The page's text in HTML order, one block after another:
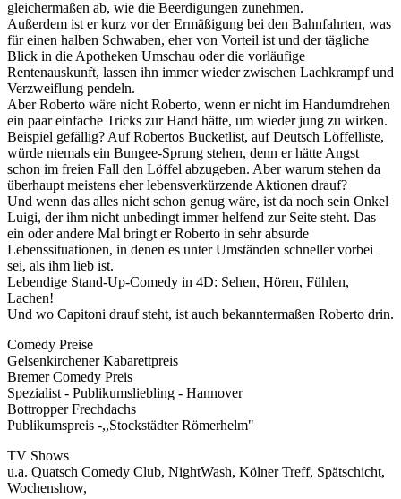
gleichermaßen ab, wie die Beerdigungen zunehmen.
Außerdem ist er kurz vor der Ermäßigung bei den Bahnfahrten, was
für einen halben Schwaben, eher von Vorteil ist und der tägliche
Blick in die Apotheken Umschau oder die vorläufige
Rentenauskunft, lassen ihn immer wieder zwischen Lachkrampf und
Verzweiflung pendeln.
Aber Roberto wäre nicht Roberto, wenn er nicht im Handumdrehen
ein paar einfache Tricks zur Hand hätte, um wieder jung zu wirken.
Beispiel gefällig? Auf Robertos Bucketlist, auf Deutsch Löffelliste,
würde niemals ein Bungee-Sprung stehen, denn er hätte Angst
schon im freien Fall den Löffel abzugeben. Aber warum stehen da
überhaupt meistens eher lebensverkürzende Aktionen drauf?
Und wenn das alles nicht schon genug wäre, ist da noch sein Onkel
Luigi, der ihm nicht unbedingt immer helfend zur Seite steht. Das
ein oder andere Mal bringt er Roberto in sehr absurde
Lebenssituationen, in denen es unter Umständen schneller vorbei
sei, als ihm lieb ist.
Lebendige Stand-Up-Comedy in 4D: Sehen, Hören, Fühlen,
Lachen!
Und wo Capitoni drauf steht, ist auch bekanntermaßen Roberto drin.
Comedy Preise
Gelsenkirchener Kabarettpreis
Bremer Comedy Preis
Spezialist - Publikumsliebling - Hannover
Bottropper Frechdachs
Publikumspreis -,,Stockstädter Römerhelm"
TV Shows
u.a. Quatsch Comedy Club, NightWash, Kölner Treff, Spätschicht,
Wochenshow,